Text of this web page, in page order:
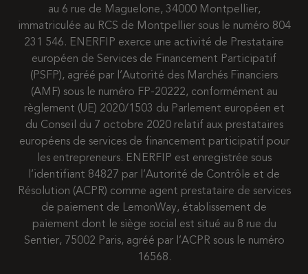
au 6 rue de Maguelone, 34000 Montpellier,
immatriculée au RCS de Montpellier sous le numéro 804
231 546. ENERFIP exerce une activité de Prestataire
européen de Services de Financement Participatif
(PSFP), agréé par l’Autorité des Marchés Financiers
(AMF) sous le numéro FP-20222, conformément au
règlement (UE) 2020/1503 du Parlement européen et
du Conseil du 7 octobre 2020 relatif aux prestataires
européens de services de financement participatif pour
les entrepreneurs. ENERFIP est enregistrée sous
l’identifiant 84827 par l’Autorité de Contrôle et de
Résolution (ACPR) comme agent prestataire de services
de paiement de LemonWay, établissement de
paiement dont le siège social est situé au 8 rue du
Sentier, 75002 Paris, agréé par l’ACPR sous le numéro
16568.